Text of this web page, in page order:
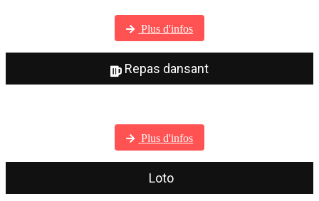
Plus d'infos
Repas dansant
Plus d'infos
Loto